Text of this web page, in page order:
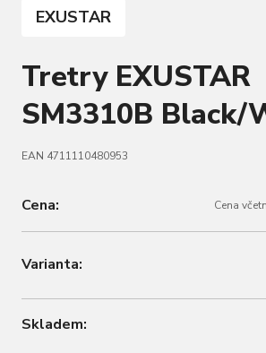
EXUSTAR
Tretry EXUSTAR
SM3310B Black/
EAN 4711110480953
Cena: Cena
Varianta:
Skladem: